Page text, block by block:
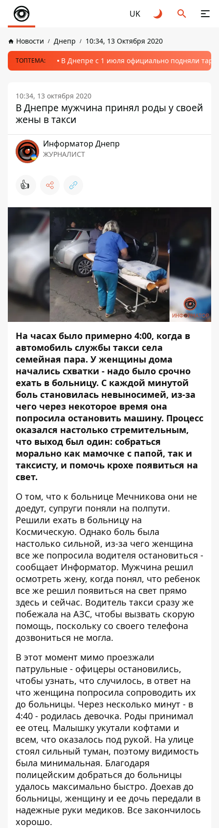
UK
Новости Днепр 10:34, 13 Октября 2020
ТОПТЕМА: В Днепре с 1 июля официально подняли
10:34, 13 октября 2020
В Днепре мужчина принял роды у своей
жены в такси
Информатор Днепр
ЖУРНАЛИСТ
👍
На часах было примерно 4:00, когда в
автомобиль службы такси села
семейная пара. У женщины дома
начались схватки - надо было срочно
ехать в больницу. С каждой минутой
боль становилась невыносимей, из-за
чего через некоторое время она
попросила остановить машину. Процесс
оказался настолько стремительным,
что выход был один: собраться
морально как мамочке с папой, так и
таксисту, и помочь крохе появиться на
свет.
О том, что к больнице Мечникова они не
доедут, супруги поняли на полпути.
Решили ехать в больницу на
Космическую. Однако боль была
настолько сильной, из-за чего женщина
все же попросила водителя остановиться -
сообщает Информатор. Мужчина решил
осмотреть жену, когда понял, что ребенок
все же решил появиться на свет прямо
здесь и сейчас. Водитель такси сразу же
побежала на АЗС, чтобы вызвать скорую
помощь, поскольку со своего телефона
дозвониться не могла.
В этот момент мимо проезжали
патрульные - офицеры остановились,
чтобы узнать, что случилось, в ответ на
что женщина попросила сопроводить их
до больницы. Через несколько минут - в
4:40 - родилась девочка. Роды принимал
ее отец. Малышку укутали кофтами и
всем, что оказалось под рукой. На улице
стоял сильный туман, поэтому видимость
была минимальная. Благодаря
полицейским добраться до больницы
удалось максимально быстро. Доехав до
больницы, женщину и ее дочь передали в
надежные руки медиков. Все закончилось
хорошо.